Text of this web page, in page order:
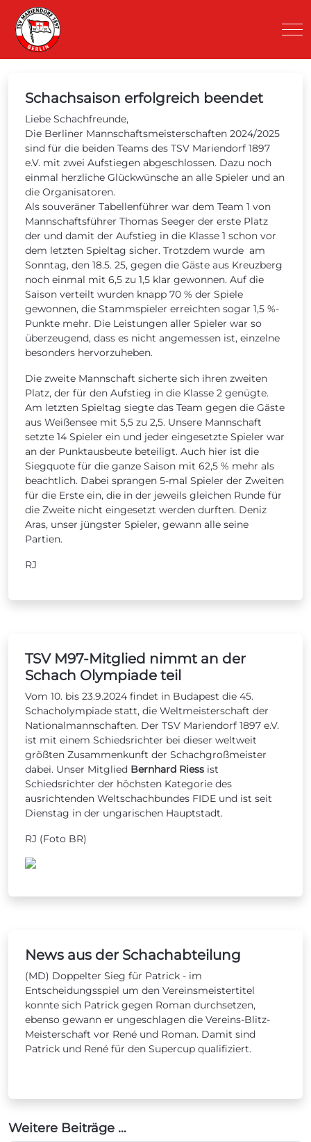
Schachsaison erfolgreich beendet
Liebe Schachfreunde,
Die Berliner Mannschaftsmeisterschaften 2024/2025
sind für die beiden Teams des TSV Mariendorf 1897
e.V. mit zwei Aufstiegen abgeschlossen. Dazu noch
einmal herzliche Glückwünsche an alle Spieler und an
die Organisatoren.
Als souveräner Tabellenführer war dem Team 1 von
Mannschaftsführer Thomas Seeger der erste Platz
der und damit der Aufstieg in die Klasse 1 schon vor
dem letzten Spieltag sicher. Trotzdem wurde am
Sonntag, den 18.5. 25, gegen die Gäste aus Kreuzberg
noch einmal mit 6,5 zu 1,5 klar gewonnen. Auf die
Saison verteilt wurden knapp 70 % der Spiele
gewonnen, die Stammspieler erreichten sogar 1,5 %-
Punkte mehr. Die Leistungen aller Spieler war so
überzeugend, dass es nicht angemessen ist, einzelne
besonders hervorzuheben.
Die zweite Mannschaft sicherte sich ihren zweiten
Platz, der für den Aufstieg in die Klasse 2 genügte.
Am letzten Spieltag siegte das Team gegen die Gäste
aus Weißensee mit 5,5 zu 2,5. Unsere Mannschaft
setzte 14 Spieler ein und jeder eingesetzte Spieler war
an der Punktausbeute beteiligt. Auch hier ist die
Siegquote für die ganze Saison mit 62,5 % mehr als
beachtlich. Dabei sprangen 5-mal Spieler der Zweiten
für die Erste ein, die in der jeweils gleichen Runde für
die Zweite nicht eingesetzt werden durften. Deniz
Aras, unser jüngster Spieler, gewann alle seine
Partien.
RJ
TSV M97-Mitglied nimmt an der
Schach Olympiade teil
Vom 10. bis 23.9.2024 findet in Budapest die 45.
Schacholympiade statt, die Weltmeisterschaft der
Nationalmannschaften. Der TSV Mariendorf 1897 e.V.
ist mit einem Schiedsrichter bei dieser weltweit
größten Zusammenkunft der Schachgroßmeister
dabei. Unser Mitglied Bernhard Riess ist
Schiedsrichter der höchsten Kategorie des
ausrichtenden Weltschachbundes FIDE und ist seit
Dienstag in der ungarischen Hauptstadt.
RJ (Foto BR)
News aus der Schachabteilung
(MD) Doppelter Sieg für Patrick - im
Entscheidungsspiel um den Vereinsmeistertitel
konnte sich Patrick gegen Roman durchsetzen,
ebenso gewann er ungeschlagen die Vereins-Blitz-
Meisterschaft vor René und Roman. Damit sind
Patrick und René für den Supercup qualifiziert.
Weitere Beiträge …